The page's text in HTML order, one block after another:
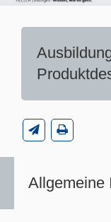
Allgemeine